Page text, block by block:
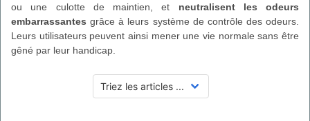
ou une culotte de maintien, et neutralisent les odeurs
embarrassantes grâce à leurs système de contrôle des odeurs.
Leurs utilisateurs peuvent ainsi mener une vie normale sans être
gêné par leur handicap.